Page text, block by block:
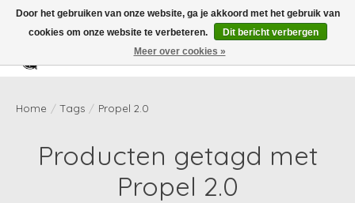
Verlanglijst
Home / Tags / Propel 2.0
Producten getagd met
Propel 2.0
Door het gebruiken van onze website, ga je akkoord met het gebruik van
cookies om onze website te verbeteren.
Dit bericht verbergen
Meer over cookies »